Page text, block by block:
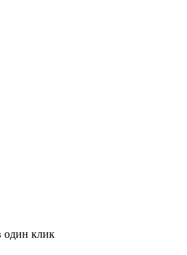
один клик